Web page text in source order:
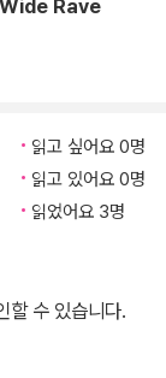
Rave
읽고 싶어요 0명
읽고 있어요 0명
읽었어요 3명
할 수 있습니다.